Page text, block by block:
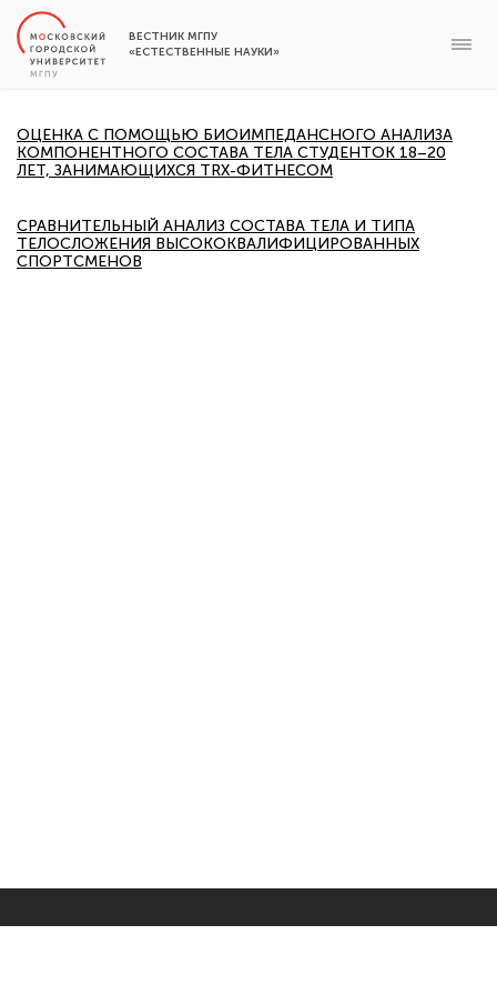
ВЕСТНИК МГПУ
«ЕСТЕСТВЕННЫЕ НАУКИ»
ОЦЕНКА С ПОМОЩЬЮ БИОИМПЕДАНСНОГО АНАЛИЗА
КОМПОНЕНТНОГО СОСТАВА ТЕЛА СТУДЕНТОК 18–20
ЛЕТ, ЗАНИМАЮЩИХСЯ TRX-ФИТНЕСОМ
СРАВНИТЕЛЬНЫЙ АНАЛИЗ СОСТАВА ТЕЛА И ТИПА
ТЕЛОСЛОЖЕНИЯ ВЫСОКОКВАЛИФИЦИРОВАННЫХ
СПОРТСМЕНОВ